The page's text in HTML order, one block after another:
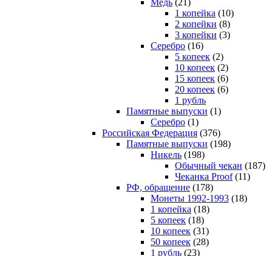
1 копейка (10)
2 копейки (8)
3 копейки (3)
Серебро (16)
5 копеек (2)
10 копеек (2)
15 копеек (6)
20 копеек (6)
1 рубль
Памятные выпуски (1)
Серебро (1)
Российская Федерация (376)
Памятные выпуски (198)
Никель (198)
Обычный чекан (187)
Чеканка Proof(11)
РФ, обращение (178)
Монеты 1992-1993 (18)
1 копейка (18)
5 копеек (18)
10 копеек (31)
50 копеек (28)
1 рубль (23)